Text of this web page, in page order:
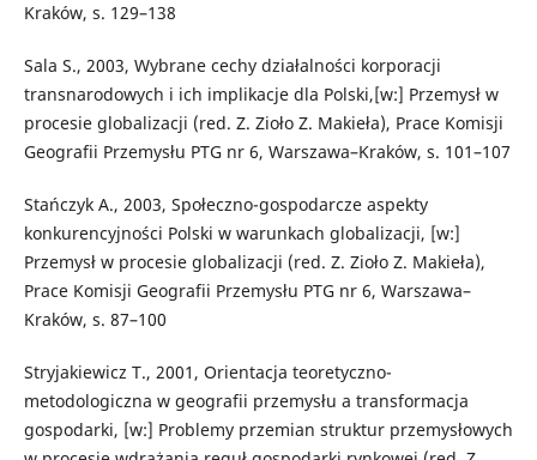
Kraków, s. 129–138
Sala S., 2003, Wybrane cechy działalności korporacji
transnarodowych i ich implikacje dla Polski,[w:] Przemysł w
procesie globalizacji (red. Z. Zioło Z. Makieła), Prace Komisji
Geografii Przemysłu PTG nr 6, Warszawa–Kraków, s. 101–107
Stańczyk A., 2003, Społeczno-gospodarcze aspekty
konkurencyjności Polski w warunkach globalizacji, [w:]
Przemysł w procesie globalizacji (red. Z. Zioło Z. Makieła),
Prace Komisji Geografii Przemysłu PTG nr 6, Warszawa–
Kraków, s. 87–100
Stryjakiewicz T., 2001, Orientacja teoretyczno-
metodologiczna w geografii przemysłu a transformacja
gospodarki, [w:] Problemy przemian struktur przemysłowych